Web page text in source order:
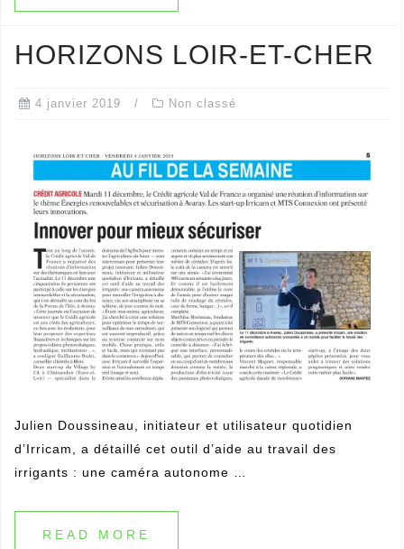
HORIZONS LOIR-ET-CHER
4 janvier 2019 Non classé
Julien Doussineau, initiateur et utilisateur quotidien
d’Irricam, a détaillé cet outil d’aide au travail des
irrigants : une caméra autonome …
READ MORE